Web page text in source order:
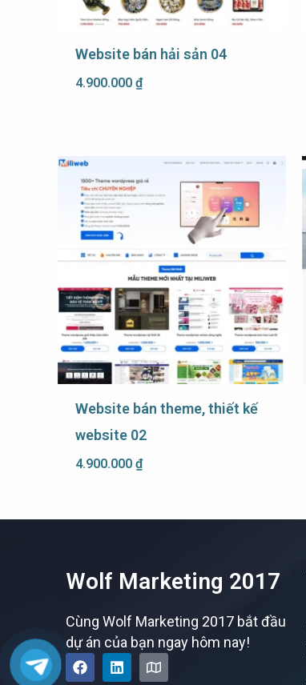
Website bán hải sản 04
4.900.000 ₫
Website bán theme, thiết kế
website 02
4.900.000 ₫
Wolf Marketing 2017
Cùng Wolf Marketing 2017 bắt đầu
dự án của bạn ngay hôm nay!
F
a
L
i
M
a